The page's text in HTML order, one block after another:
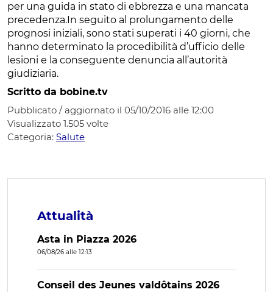
per una guida in stato di ebbrezza e una mancata
precedenza.In seguito al prolungamento delle
prognosi iniziali, sono stati superati i 40 giorni, che
hanno determinato la procedibilità d’ufficio delle
lesioni e la conseguente denuncia all’autorità
giudiziaria.
Scritto da bobine.tv
Pubblicato / aggiornato il 05/10/2016 alle 12:00
Visualizzato 1.505 volte
Categoria: Salute
Attualità
Asta in Piazza 2026
06/08/26 alle 12:13
Conseil des Jeunes valdôtains 2026